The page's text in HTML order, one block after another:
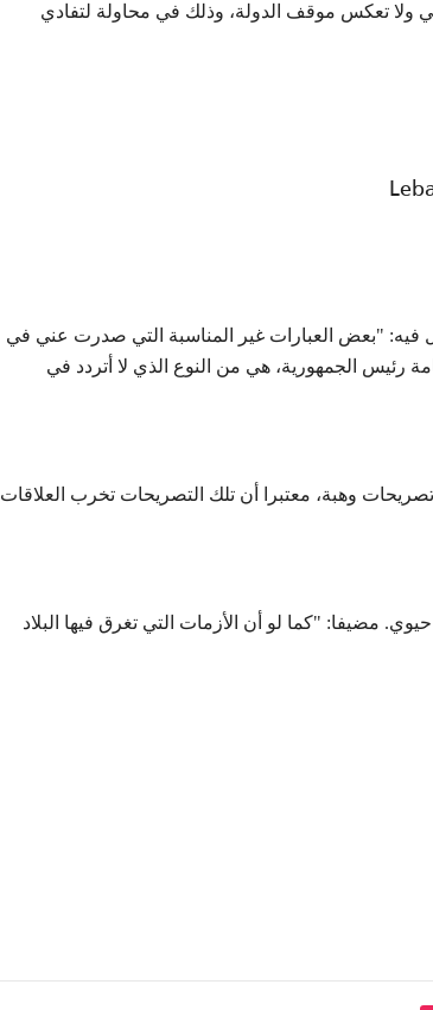
ولا تعكس موقف الدولة، وذلك في محاولة لتفادي
فيه: "بعض العبارات غير المناسبة التي صدرت عني في
رئيس الجمهورية، هي من النوع الذي لا أتردد في
وهبة، معتبرا أن تلك التصريحات تخرب العلاقات
مضيفا: "كما لو أن الأزمات التي تغرق فيها البلاد